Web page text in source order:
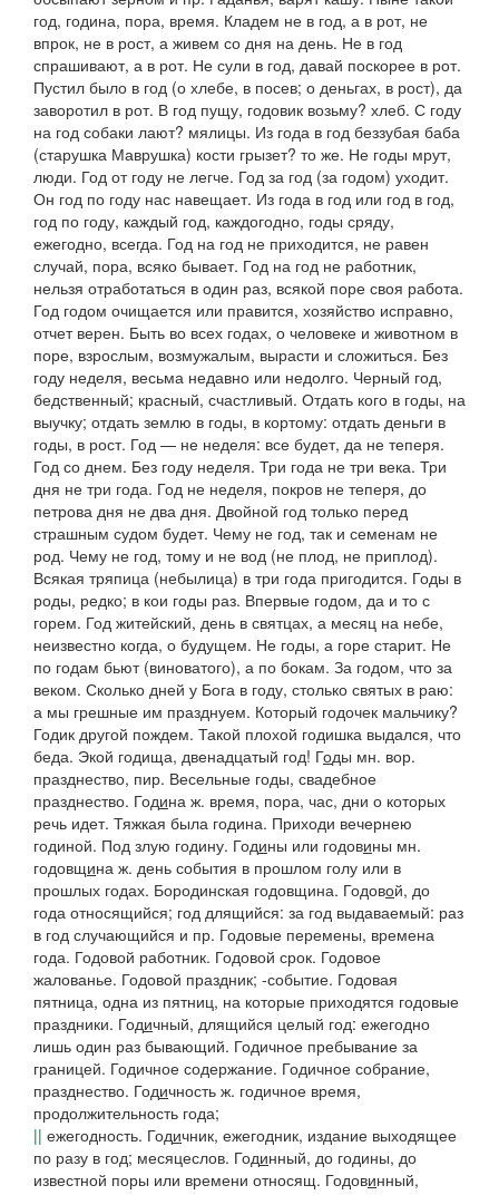
год, година, пора, время. Кладем не в год, а в рот, не
впрок, не в рост, а живем со дня на день. Не в год
спрашивают, а в рот. Не сули в год, давай поскорее в рот.
Пустил было в год (о хлебе, в посев; о деньгах, в рост), да
заворотил в рот. В год пущу, годовик возьму? хлеб. С году
на год собаки лают? мялицы. Из года в год беззубая баба
(старушка Маврушка) кости грызет? то же. Не годы мрут,
люди. Год от году не легче. Год за год (за годом) уходит.
Он год по году нас навещает. Из года в год или год в год,
год по году, каждый год, каждогодно, годы сряду,
ежегодно, всегда. Год на год не приходится, не равен
случай, пора, всяко бывает. Год на год не работник,
нельзя отработаться в один раз, всякой поре своя работа.
Год годом очищается или правится, хозяйство исправно,
отчет верен. Быть во всех годах, о человеке и животном в
поре, взрослым, возмужалым, вырасти и сложиться. Без
году неделя, весьма недавно или недолго. Черный год,
бедственный; красный, счастливый. Отдать кого в годы, на
выучку; отдать землю в годы, в кортому: отдать деньги в
годы, в рост. Год — не неделя: все будет, да не теперя.
Год со днем. Без году неделя. Три года не три века. Три
дня не три года. Год не неделя, покров не теперя, до
петрова дня не два дня. Двойной год только перед
страшным судом будет. Чему не год, так и семенам не
род. Чему не год, тому и не вод (не плод, не приплод).
Всякая тряпица (небылица) в три года пригодится. Годы в
роды, редко; в кои годы раз. Впервые годом, да и то с
горем. Год житейский, день в святцах, а месяц на небе,
неизвестно когда, о будущем. Не годы, а горе старит. Не
по годам бьют(виноватого), а по бокам. За годом, что за
веком. Сколько дней у Бога в году, столько святых в раю:
а мы грешные им празднуем. Который годочек мальчику?
Годик другой пождем. Такой плохой годишка выдался, что
беда. Экой годища, двенадцатый год! Годы мн. вор.
празднество, пир. Весельные годы, свадебное
празднество. Година ж. время, пора, час, дни о которых
речь идет. Тяжкая была година. Приходи вечернею
годиной. Под злую годину. Годины или годовины мн.
годовщина ж. день события в прошлом голу или в
прошлых годах. Бородинская годовщина. Годовой, до
года относящийся; год длящийся: за год выдаваемый: раз
в год случающийся и пр. Годовые перемены, времена
года. Годовой работник. Годовой срок. Годовое
жалованье. Годовой праздник; -событие. Годовая
пятница, одна из пятниц, на которые приходятся годовые
праздники. Годичный, длящийся целый год: ежегодно
лишь один раз бывающий. Годичное пребывание за
границей. Годичное содержание. Годичное собрание,
празднество. Годичность ж. годичное время,
продолжительность года;
|| ежегодность. Годичник, ежегодник, издание выходящее
по разу в год; месяцеслов. Годинный, до годины, до
известной поры или времени относящ. Годовинный,